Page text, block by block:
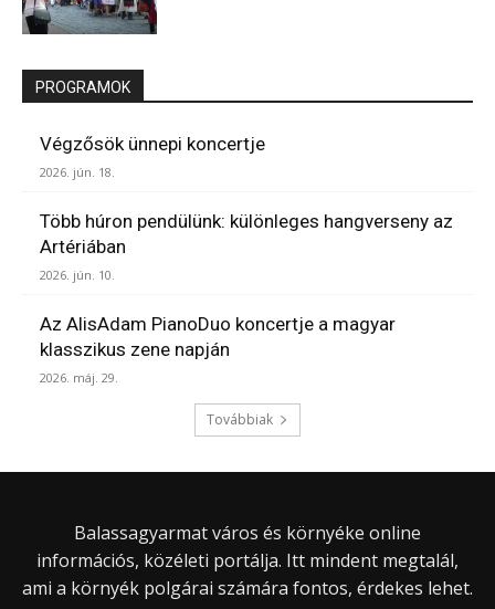
PROGRAMOK
Végzősök ünnepi koncertje
2026. jún. 18.
Több húron pendülünk: különleges hangverseny az
Artériában
2026. jún. 10.
Az AlisAdam PianoDuo koncertje a magyar
klasszikus zene napján
2026. máj. 29.
Továbbiak
Balassagyarmat város és környéke online
információs, közéleti portálja. Itt mindent megtalál,
ami a környék polgárai számára fontos, érdekes lehet.